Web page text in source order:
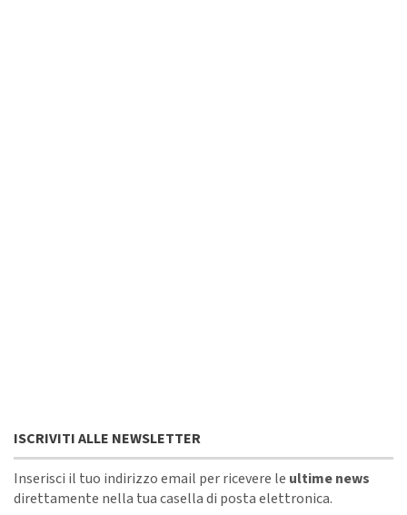
ISCRIVITI ALLE NEWSLETTER
Inserisci il tuo indirizzo email per ricevere le ultime news
direttamente nella tua casella di posta elettronica.